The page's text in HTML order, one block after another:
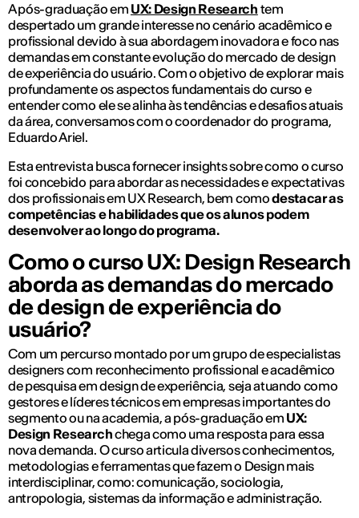
A pós-graduação em UX: Design Research tem
despertado um grande interesse no cenário acadêmico e
profissional devido à sua abordagem inovadora e foco nas
demandas em constante evolução do mercado de design
de experiência do usuário. Com o objetivo de explorar mais
profundamente os aspectos fundamentais do curso e
entender como ele se alinha às tendências e desafios atuais
da área, conversamos com o coordenador do programa,
Eduardo Ariel.
Esta entrevista busca fornecer insights sobre como o curso
foi concebido para abordar as necessidades e expectativas
dos profissionais em UX Research, bem comodestacar as
competências e habilidades que os alunos podem
desenvolver ao longo do programa.
Como o curso UX: Design Research
aborda as demandas do mercado
de design de experiência do
usuário?
Com um percurso montado por um grupo de especialistas
designers com reconhecimento profissional e acadêmico
de pesquisa em design de experiência, seja atuando como
gestores e líderes técnicos em empresas importantes do
segmento ou na academia, a pós-graduação em UX:
Design Researchchega como uma resposta para essa
nova demanda. O curso articula diversos conhecimentos,
metodologias e ferramentas que fazem o Design mais
interdisciplinar, como: comunicação, sociologia,
antropologia, sistemas da informação e administração.